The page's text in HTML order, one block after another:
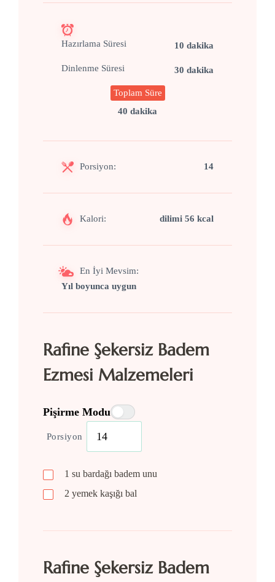
Hazırlama Süresi 10 dakika
Dinlenme Süresi 30 dakika
Toplam Süre
40 dakika
Porsiyon: 14
Kalori: dilimi 56 kcal
En İyi Mevsim:
Yıl boyunca uygun
Rafine Şekersiz Badem
Ezmesi Malzemeleri
Pişirme Modu
Porsiyon
1 su bardağıbadem unu
2 yemek kaşığıbal
Rafine Şekersiz Badem